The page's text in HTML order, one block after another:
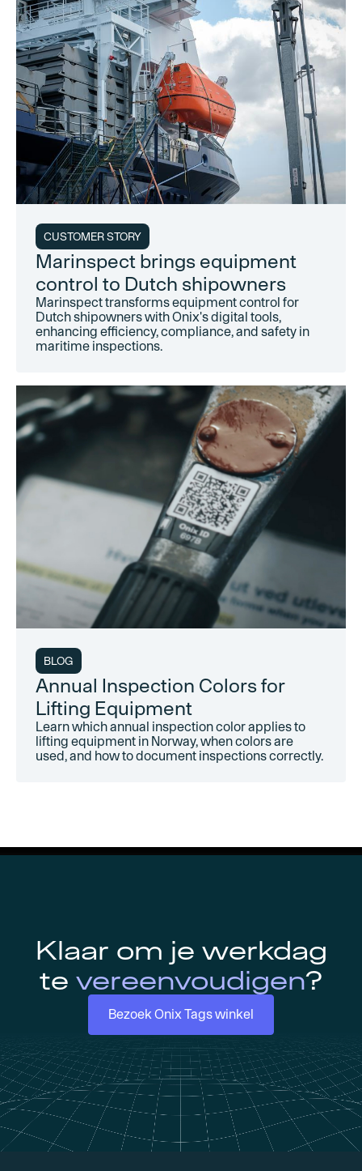
CUSTOMER STORY
Marinspect brings equipment
control to Dutch shipowners
Marinspect transforms equipment control for
Dutch shipowners with Onix's digital tools,
enhancing efficiency, compliance, and safety in
maritime inspections.
BLOG
Annual Inspection Colors for
Lifting Equipment
Learn which annual inspection color applies to
lifting equipment in Norway, when colors are
used, and how to document inspections correctly.
Klaar om je werkdag
te vereenvoudigen?
Bezoek Onix Tags winkel